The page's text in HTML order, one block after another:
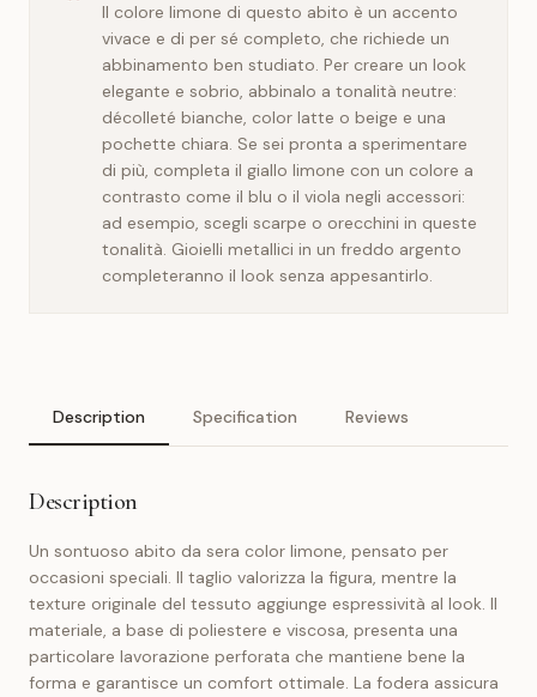
Il colore limone di questo abito è un accento
vivace e di per sé completo, che richiede un
abbinamento ben studiato. Per creare un look
elegante e sobrio, abbinalo a tonalità neutre:
décolleté bianche, color latte o beige e una
pochette chiara. Se sei pronta a sperimentare
di più, completa il giallo limone con un colore a
contrasto come il blu o il viola negli accessori:
ad esempio, scegli scarpe o orecchini in queste
tonalità. Gioielli metallici in un freddo argento
completeranno il look senza appesantirlo.
Description Specification Reviews
Description
Un sontuoso abito da sera color limone, pensato per
occasioni speciali. Il taglio valorizza la figura, mentre la
texture originale del tessuto aggiunge espressività al look. Il
materiale, a base di poliestere e viscosa, presenta una
particolare lavorazione perforata che mantiene bene la
forma e garantisce un comfort ottimale. La fodera assicura